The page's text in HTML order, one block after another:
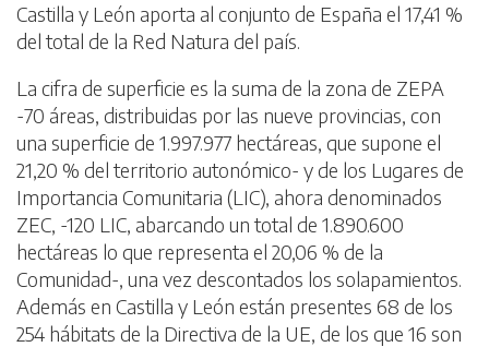
Castilla y León aporta al conjunto de España el 17,41 %
del total de la Red Natura del país.
La cifra de superficie es la suma de la zona de ZEPA
-70 áreas, distribuidas por las nueve provincias, con
una superficie de 1.997.977 hectáreas, que supone el
21,20 % del territorio autonómico- y de los Lugares de
Importancia Comunitaria (LIC), ahora denominados
ZEC, -120 LIC, abarcando un total de 1.890.600
hectáreas lo que representa el 20,06 % de la
Comunidad-, una vez descontados los solapamientos.
Además en Castilla y León están presentes 68 de los
254 hábitats de la Directiva de la UE, de los que 16 son